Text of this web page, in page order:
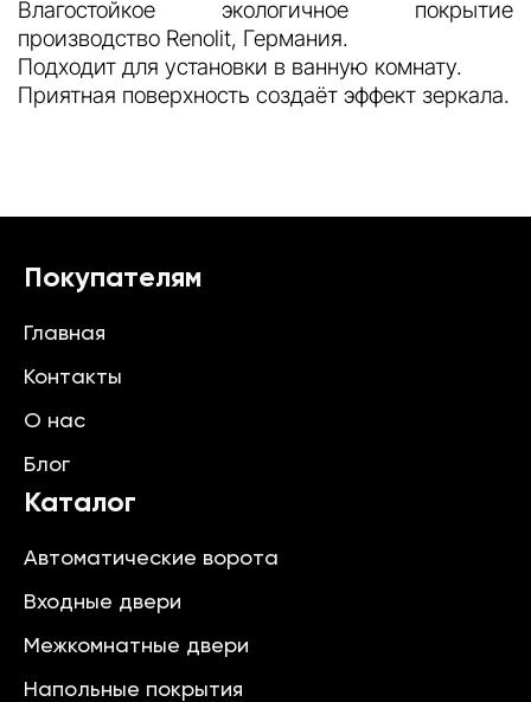
Влагостойкое экологичное покрытие
производство Renolit, Германия.
Подходит для установки в ванную комнату.
Приятная поверхность создаёт эффект зеркала.
Покупателям
Главная
Контакты
О нас
Блог
Каталог
Автоматические ворота
Входные двери
Межкомнатные двери
Напольные покрытия